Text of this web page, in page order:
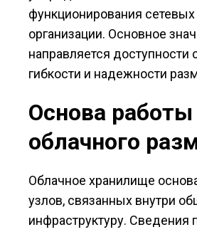
функционирования
организации. Основное
направляется доступности
гибкости и надежности
Основа работы
облачного
Облачное хранилище
узлов, связанных внутри
инфраструктуру. Сведения